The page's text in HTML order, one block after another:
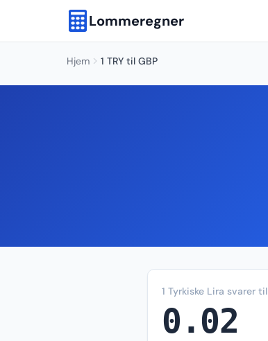
Lommeregner
Hjem 1 TRY til GBP
1 Tyrkiske Lira svarer til
0.02